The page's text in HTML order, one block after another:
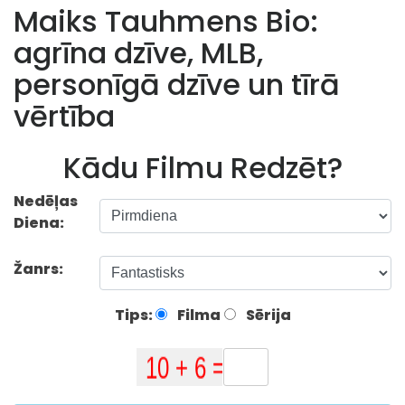
Maiks Tauhmens Bio:
agrīna dzīve, MLB,
personīgā dzīve un tīrā
vērtība
Kādu Filmu Redzēt?
Nedēļas
Diena:
Žanrs:
Tips: Filma Sērija